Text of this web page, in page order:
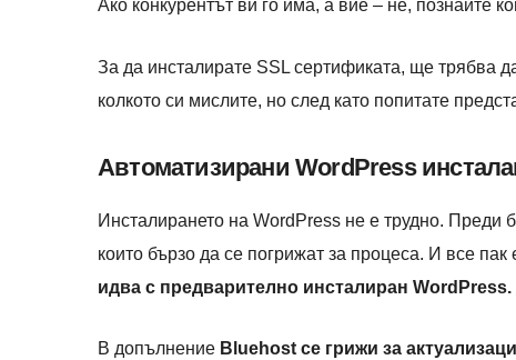
Ако конкурентът ви го има, а вие – не, познайте
За да инсталирате SSL сертификата, ще трябва
колкото си мислите, но след като попитате
Автоматизирани WordPress
Инсталирането на WordPress не е трудно. Преди
които бързо да се погрижат за процеса. И все пак
идва с предварително инсталиран WordPress.
В допълнение Bluehost се грижи за